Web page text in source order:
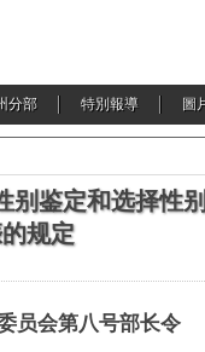
分部 特別報導 圖
别鉴定和选择性
规定
员会第八号部长令